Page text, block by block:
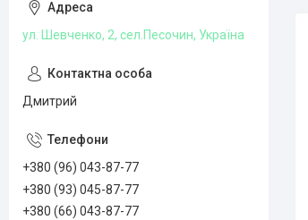
ул. Шевченко, 2, сел.Песочин, Україна
Дмитрий
+380 (96) 043-87-77
+380 (93) 045-87-77
+380 (66) 043-87-77